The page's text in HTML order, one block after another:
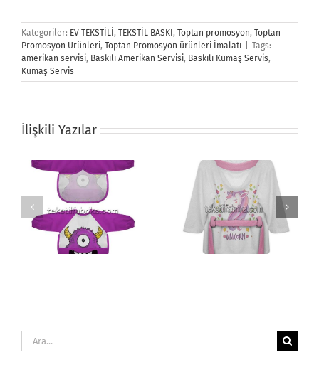
Kategoriler: EV TEKSTİLİ, TEKSTİL BASKI, Toptan promosyon, Toptan
Promosyon Ürünleri, Toptan Promosyon ürünleri İmalatı
Tags:
amerikan servisi, Baskılı Amerikan Servisi, Baskılı Kumaş Servis,
Kumaş Servis
İlişkili Yazılar
Bebek Bornozu Erkek Voleybol Forma
Ara: